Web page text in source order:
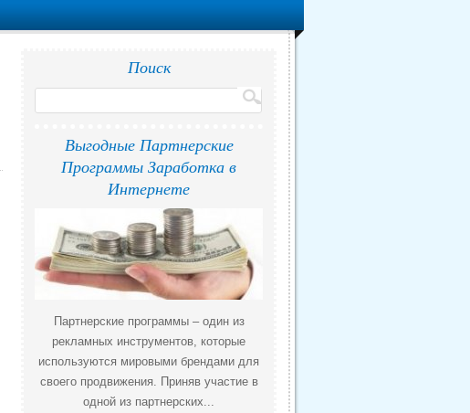
Поиск
Выгодные Партнерские
Программы Заработка в
Интернете
Партнерские программы – один из
рекламных инструментов, которые
используются мировыми брендами для
своего продвижения. Приняв участие в
одной из партнерских...